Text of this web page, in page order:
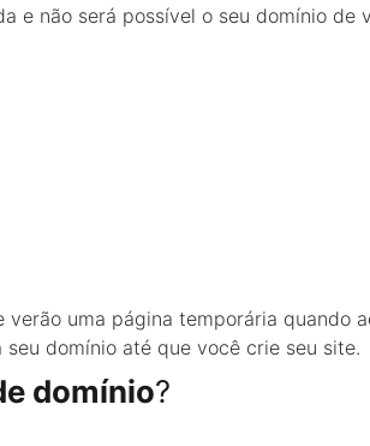
e não será possível o seu domínio de
uma página temporária quando
domínio até que você crie seu site.
domínio?